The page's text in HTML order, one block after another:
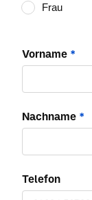
Frau
Vorname *
Nachname *
Telefon